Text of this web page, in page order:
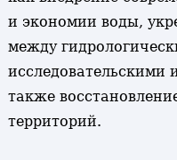
и экономии воды,
между
исследовательскими
также
территорий.